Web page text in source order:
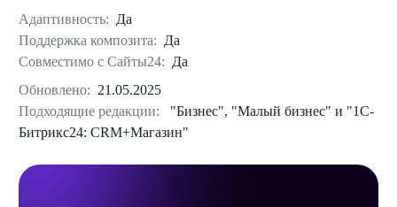
Адаптивность: Да
Поддержка композита: Да
Совместимо с Сайты24: Да
Обновлено: 21.05.2025
Подходящие редакции:
"Бизнес", "Малый бизнес" и "1С-
Битрикс24: CRM+Магазин"